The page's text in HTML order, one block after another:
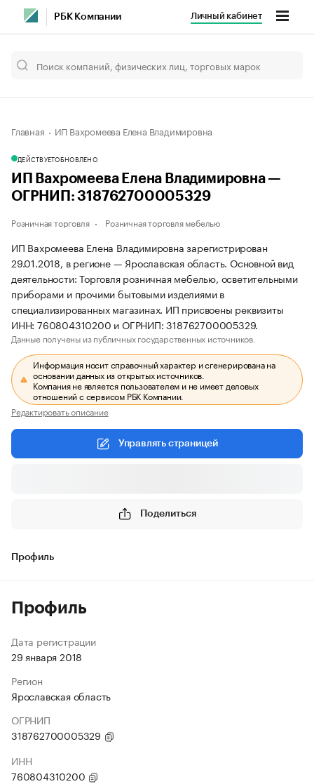
РБК Компании Личный кабинет
Главная ИП Вахромеева Елена Владимировна
ДЕЙСТВУЕТОБНОВЛЕНО
ИП Вахромеева Елена Владимировна —
ОГРНИП: 318762700005329
Розничная торговля Розничная торговля мебелью
ИП Вахромеева Елена Владимировна зарегистрирован
29.01.2018, в регионе — Ярославская область. Основной вид
деятельности: Торговля розничная мебелью, осветительными
приборами и прочими бытовыми изделиями в
специализированных магазинах. ИП присвоены реквизиты
ИНН: 760804310200 и ОГРНИП: 318762700005329.
Данные получены из публичных государственных источников.
Информация носит справочный характер и сгенерирована на
основании данных из открытых источников.
Компания не является пользователем и не имеет деловых
отношений с сервисом РБК Компании.
Редактировать описание
Управлять страницей
Поделиться
Профиль
Профиль
Дата регистрации
29 января 2018
Регион
Ярославская область
ОГРНИП
318762700005329
ИНН
760804310200